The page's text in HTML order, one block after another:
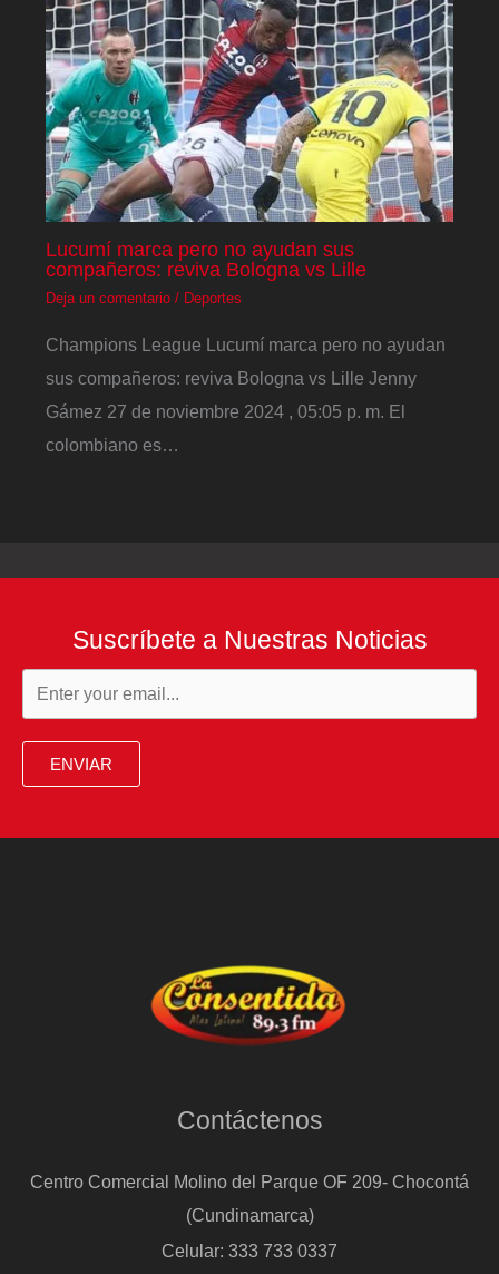
Lucumí marca pero no ayudan sus
compañeros: reviva Bologna vs Lille
Deja un comentario / Deportes
Champions League Lucumí marca pero no ayudan
sus compañeros: reviva Bologna vs Lille Jenny
Gámez 27 de noviembre 2024 , 05:05 p. m. El
colombiano es…
Suscríbete a Nuestras Noticias
ENVIAR
Contáctenos
Centro Comercial Molino del Parque OF 209- Chocontá
(Cundinamarca)
Celular: 333 733 0337